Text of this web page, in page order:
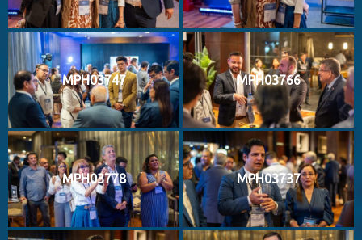
MPH03747 MPH03766
MPH03778 MPH03737